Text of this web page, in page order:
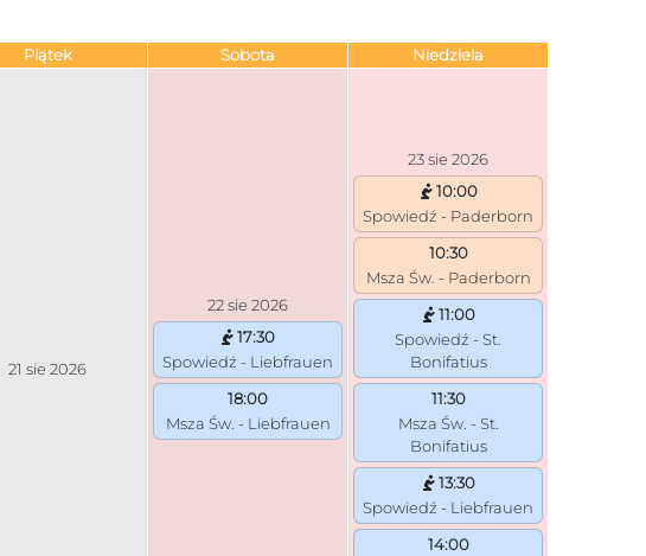
Piątek Sobota Niedziela
21 sie 2026
22 sie 2026
17:30
Spowiedź - Liebfrauen
18:00
Msza Św. - Liebfrauen
23 sie 2026
10:00
Spowiedź - Paderborn
10:30
Msza Św. - Paderborn
11:00
Spowiedź - St.
Bonifatius
11:30
Msza Św. - St.
Bonifatius
13:30
Spowiedź - Liebfrauen
14:00